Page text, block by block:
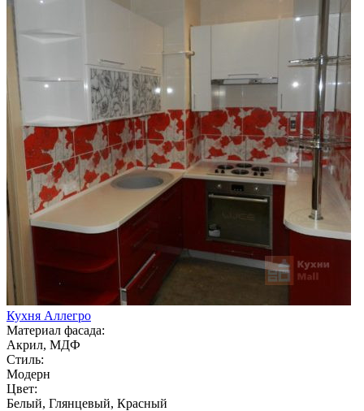
Кухня Аллегро
Материал фасада:
Акрил, МДФ
Стиль:
Модерн
Цвет:
Белый, Глянцевый, Красный